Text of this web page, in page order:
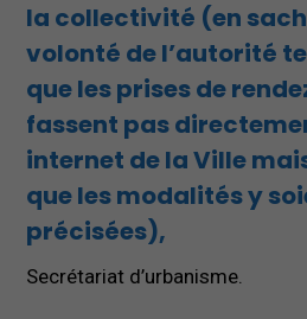
la collectivité (en
volonté de l’autorité
que les prises de
fassent pas
internet de la Ville
que les modalités y
précisées),
Secrétariat d’urbanisme.